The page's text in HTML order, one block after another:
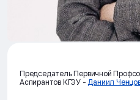
Председатель Первичной
Аспирантов КГЭУ -Даниил